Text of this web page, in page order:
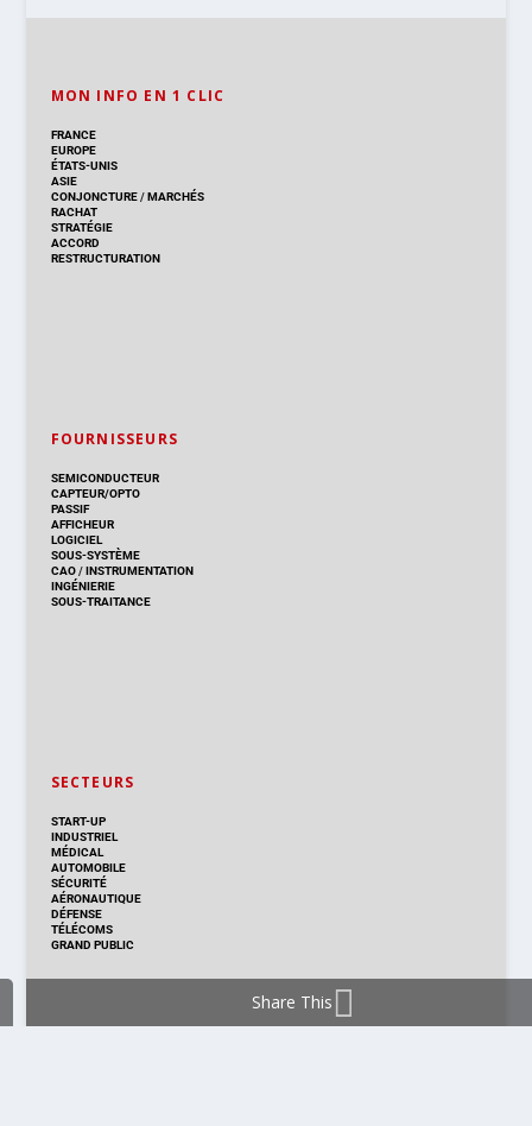
MON INFO EN 1 CLIC
FRANCE
EUROPE
ÉTATS-UNIS
ASIE
CONJONCTURE/MARCHÉS
RACHAT
STRATÉGIE
ACCORD
RESTRUCTURATION
FOURNISSEURS
SEMICONDUCTEUR
CAPTEUR/OPTO
PASSIF
AFFICHEUR
LOGICIEL
SOUS-SYSTÈME
CAO/INSTRUMENTATION
INGÉNIERIE
SOUS-TRAITANCE
SECTEURS
START-UP
INDUSTRIEL
MÉDICAL
AUTOMOBILE
SÉCURITÉ
AÉRONAUTIQUE
DÉFENSE
TÉLÉCOMS
GRAND PUBLIC
Share This